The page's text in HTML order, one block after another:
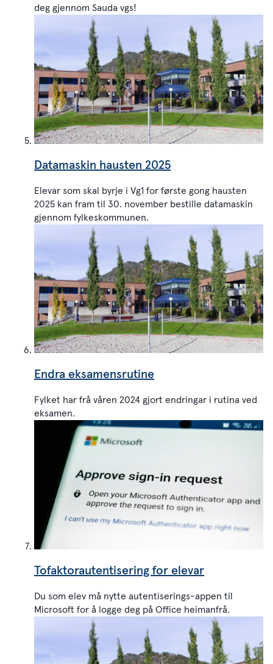
deg gjennom Sauda vgs!
Datamaskin hausten 2025
Elevar som skal byrje i Vg1 for første gong hausten
2025 kan fram til 30. november bestille datamaskin
gjennom fylkeskommunen.
Endra eksamensrutine
Fylket har frå våren 2024 gjort endringar i rutina ved
eksamen.
Tofaktorautentisering for elevar
Du som elev må nytte autentiserings-appen til
Microsoft for å logge deg på Office heimanfrå.